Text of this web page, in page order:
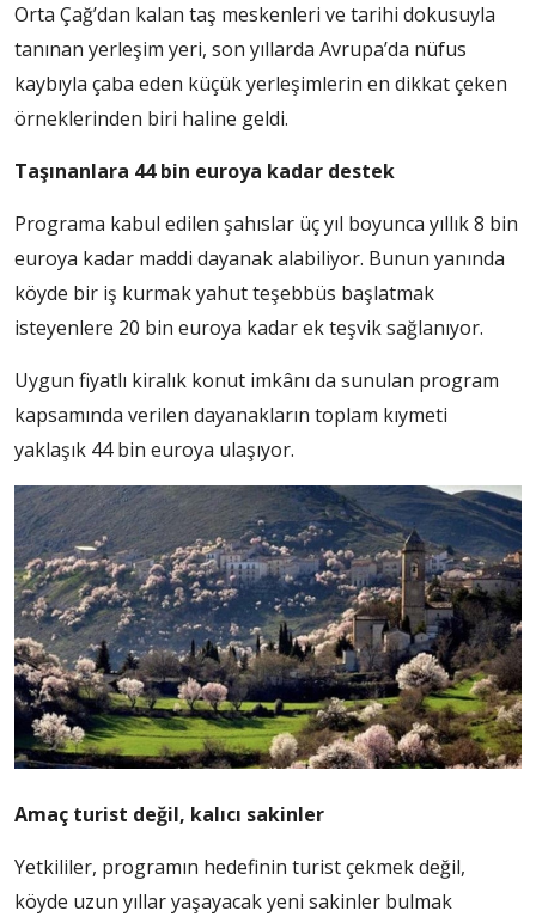
Orta Çağ’dan kalan taş meskenleri ve tarihi dokusuyla
tanınan yerleşim yeri, son yıllarda Avrupa’da nüfus
kaybıyla çaba eden küçük yerleşimlerin en dikkat çeken
örneklerinden biri haline geldi.
Taşınanlara 44 bin euroya kadar destek
Programa kabul edilen şahıslar üç yıl boyunca yıllık 8 bin
euroya kadar maddi dayanak alabiliyor. Bunun yanında
köyde bir iş kurmak yahut teşebbüs başlatmak
isteyenlere 20 bin euroya kadar ek teşvik sağlanıyor.
Uygun fiyatlı kiralık konut imkânı da sunulan program
kapsamında verilen dayanakların toplam kıymeti
yaklaşık 44 bin euroya ulaşıyor.
Amaç turist değil, kalıcı sakinler
Yetkililer, programın hedefinin turist çekmek değil,
köyde uzun yıllar yaşayacak yeni sakinler bulmak